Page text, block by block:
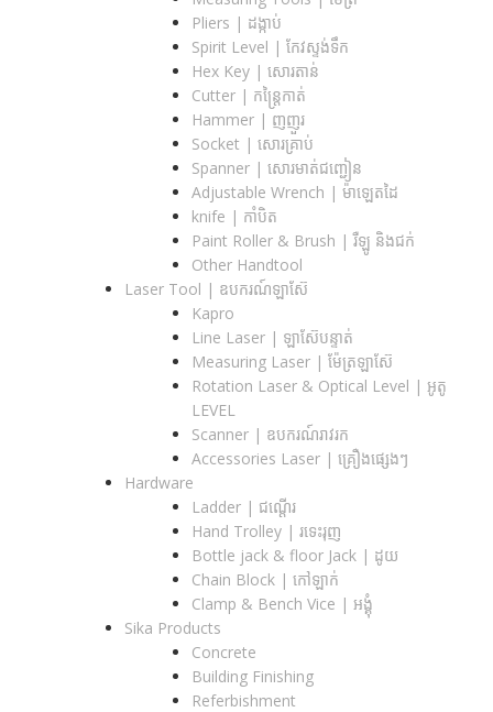
Pliers | ដង្កាប់
Spirit Level | កែវស្ទង់ទឹក
Hex Key | សោរតាន់
Cutter | កន្រ្តៃកាត់
Hammer | ញញួរ
Socket | សោរគ្រាប់
Spanner |​ សោរមាត់ជញ្ជៀន
Adjustable Wrench |​ ម៉ាឡេតដៃ
knife | កាំបិត
Paint Roller & Brush | រឺឡូ និងជក់
Other Handtool
Laser Tool | ឧបករណ៍ឡាស៊ែ
Kapro
Line Laser | ឡាស៊ែបន្ទាត់
Measuring Laser | ម៉ែត្រឡាស៊ែ
Rotation Laser & Optical Level | អូតូ
LEVEL
Scanner | ឧបករណ៍រាវរក
Accessories Laser | គ្រឿងផ្សេងៗ
Hardware
Ladder | ជណ្តើរ
Hand Trolley | រទេះរុញ
Bottle jack & floor Jack​ | ដូយ
Chain Block | កៅឡាក់
Clamp & Bench Vice | អង្គុំ
Sika Products
Concrete
Building Finishing
Referbishment